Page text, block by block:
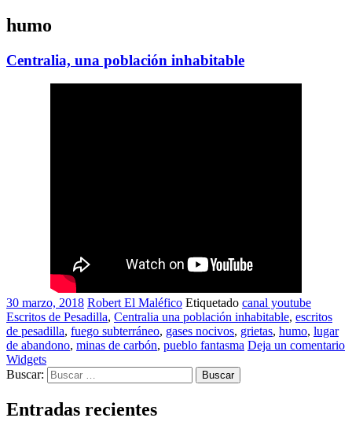
humo
Centralia, una población inhabitable
30 marzo, 2018 Robert El Maléfico Etiquetado canal youtube
Escritos de Pesadilla, Centralia una población inhabitable, escritos
de pesadilla, fuego subterráneo, gases nocivos, grietas, humo, lugar
de abandono, minas de carbón, pueblo fantasma Deja un comentario
Widgets
Buscar:
Entradas recientes